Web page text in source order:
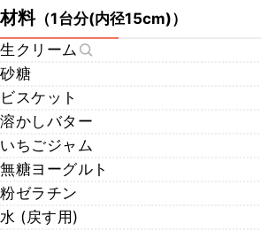
材料（1台分(内径15cm)）
生クリーム
砂糖
ビスケット
溶かしバター
いちごジャム
無糖ヨーグルト
粉ゼラチン
水 (戻す用)